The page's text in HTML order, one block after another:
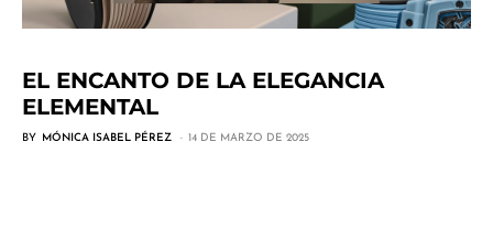
EL ENCANTO DE LA ELEGANCIA
ELEMENTAL
BY MÓNICA ISABEL PÉREZ 14 DE MARZO DE 2025